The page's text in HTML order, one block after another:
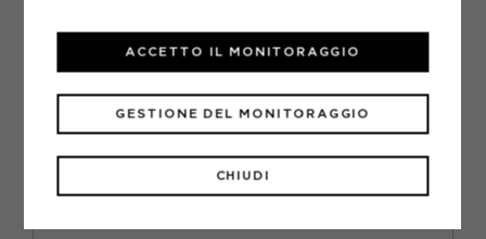
CHIUDI
GESTIONE DEL MONITORAGGIO
ACCETTO IL MONITORAGGIO